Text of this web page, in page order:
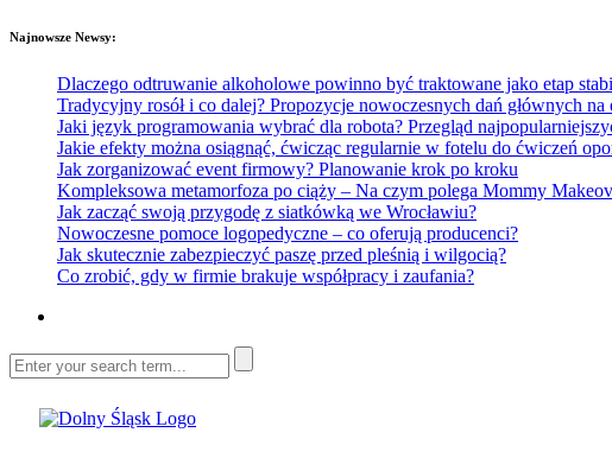
Najnowsze Newsy:
Dlaczego odtruwanie alkoholowe powinno być traktowane jako etap
Tradycyjny rosół i co dalej? Propozycje nowoczesnych dań głównych
Jaki język programowania wybrać dla robota? Przegląd
Jakie efekty można osiągnąć, ćwicząc regularnie w fotelu do ćwiczeń
Jak zorganizować event firmowy? Planowanie krok po kroku
Kompleksowa metamorfoza po ciąży – Na czym polega Mommy
Jak zacząć swoją przygodę z siatkówką we Wrocławiu?
Nowoczesne pomoce logopedyczne – co oferują producenci?
Jak skutecznie zabezpieczyć paszę przed pleśnią i wilgocią?
Co zrobić, gdy w firmie brakuje współpracy i zaufania?